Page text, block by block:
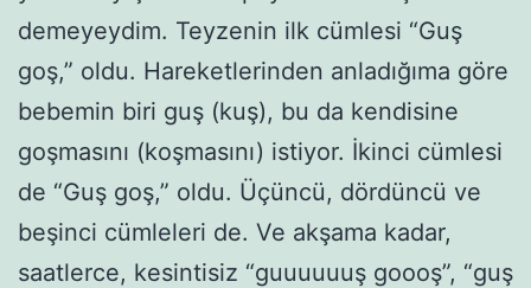
demeyeydim. Teyzenin ilk cümlesi “Guş
goş,” oldu. Hareketlerinden anladığıma göre
bebemin biri guş (kuş), bu da kendisine
goşmasını (koşmasını) istiyor. İkinci cümlesi
de “Guş goş,” oldu. Üçüncü, dördüncü ve
beşinci cümleleri de. Ve akşama kadar,
saatlerce, kesintisiz “guuuuuuş goooş”, “guş